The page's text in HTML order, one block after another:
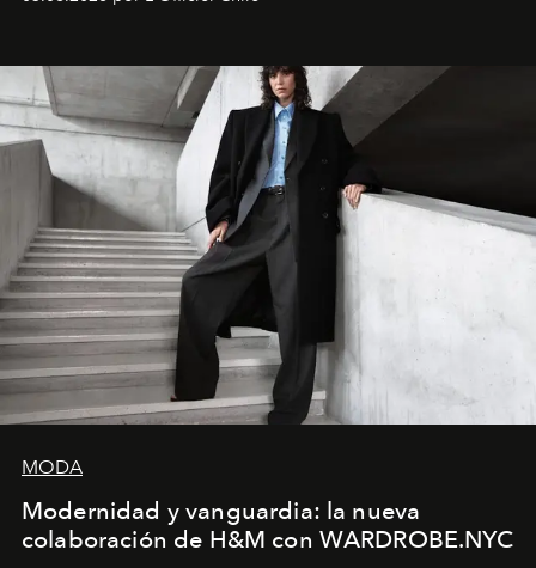
MODA
Modernidad y vanguardia: la nueva
colaboración de H&M con WARDROBE.NYC